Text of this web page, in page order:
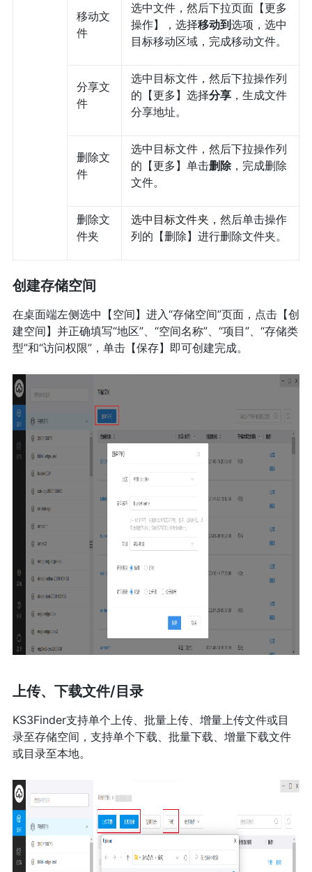
移动文
件
选中文件，然后下拉页面【更多
操作】，选择移动到选项，选中
目标移动区域，完成移动文件。
分享文
件
选中目标文件，然后下拉操作列
的【更多】选择分享，生成文件
分享地址。
删除文
件
选中目标文件，然后下拉操作列
的【更多】单击删除，完成删除
文件。
删除文
件夹
选中目标文件夹， 然后单击操作
列的【删除】进行删除文件夹。
创建存储空间
在桌面端左侧选中【空间】进入“存储空间”页面，点击【创
建空间】并正确填写“地区”、“空间名称”、“项目”、“存储类
型”和“访问权限”，单击【保存】即可创建完成。
上传、下载文件/目录
KS3Finder支持单个上传、批量上传、增量上传文件或目
录至存储空间，支持单个下载、批量下载、增量下载文件
或目录至本地。